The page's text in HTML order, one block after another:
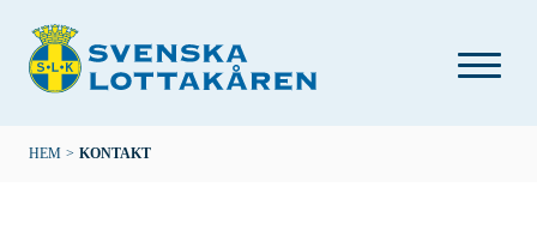
huvudinnehåll
Länkstig
HEM > KONTAKT